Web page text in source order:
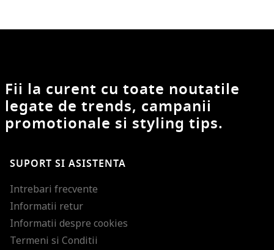
Fii la curent cu toate noutatile
legate de trends, campanii
promotionale si styling tips.
SUPORT SI ASISTENTA
Intrebari frecvente
Informatii retur
Informatii despre cookies
Termeni si Conditii